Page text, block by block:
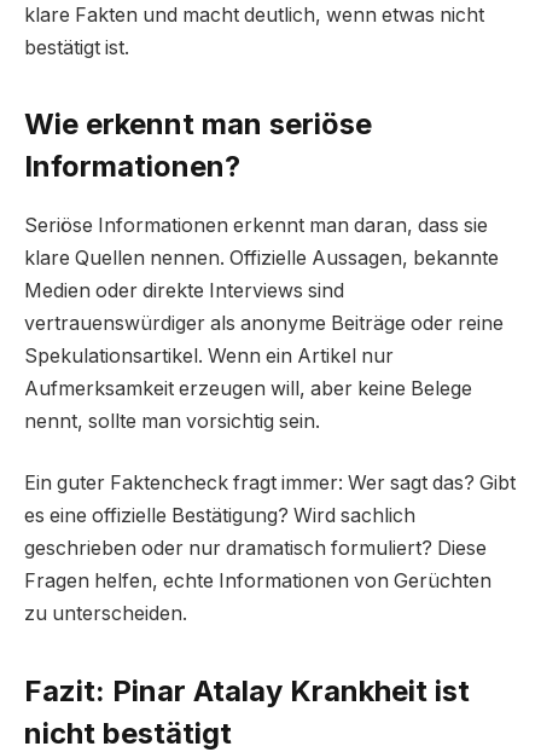
klare Fakten und macht deutlich, wenn etwas nicht
bestätigt ist.
Wie erkennt man seriöse
Informationen?
Seriöse Informationen erkennt man daran, dass sie
klare Quellen nennen. Offizielle Aussagen, bekannte
Medien oder direkte Interviews sind
vertrauenswürdiger als anonyme Beiträge oder reine
Spekulationsartikel. Wenn ein Artikel nur
Aufmerksamkeit erzeugen will, aber keine Belege
nennt, sollte man vorsichtig sein.
Ein guter Faktencheck fragt immer: Wer sagt das? Gibt
es eine offizielle Bestätigung? Wird sachlich
geschrieben oder nur dramatisch formuliert? Diese
Fragen helfen, echte Informationen von Gerüchten
zu unterscheiden.
Fazit: Pinar Atalay Krankheit ist
nicht bestätigt